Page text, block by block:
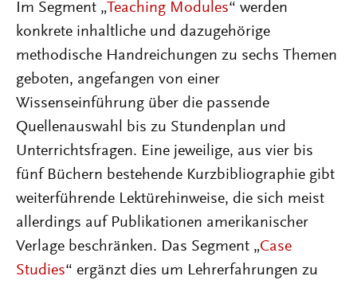
Im Segment „Teaching Modules“ werden
konkrete inhaltliche und dazugehörige
methodische Handreichungen zu sechs Themen
geboten, angefangen von einer
Wissenseinführung über die passende
Quellenauswahl bis zu Stundenplan und
Unterrichtsfragen. Eine jeweilige, aus vier bis
fünf Büchern bestehende Kurzbibliographie gibt
weiterführende Lektürehinweise, die sich meist
allerdings auf Publikationen amerikanischer
Verlage beschränken. Das Segment „Case
Studies“ ergänzt dies um Lehrerfahrungen zu